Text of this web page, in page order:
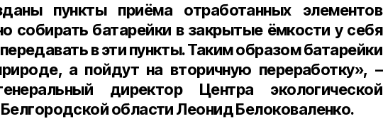
пункты приёма отработанных элементов
собирать батарейки в закрытые ёмкости у себя
в эти пункты. Таким образом батарейки
а пойдут на вторичную переработку», –
директор Центра экологической
области Леонид Белоковаленко.